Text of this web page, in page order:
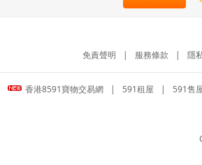
免責聲明 | 服務條款 | 隱
香港8591寶物交易網 | 591租屋 | 591售